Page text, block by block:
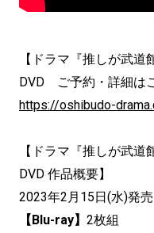
【ドラマ『推しが武
DVD ご予約・詳細は
https://oshibudo-
【ドラマ『推しが武
DVD 作品概要】
2023年2月15日(水)発売
【Blu-ray】 2枚組